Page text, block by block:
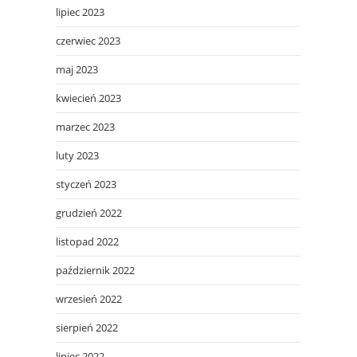
lipiec 2023
czerwiec 2023
maj 2023
kwiecień 2023
marzec 2023
luty 2023
styczeń 2023
grudzień 2022
listopad 2022
październik 2022
wrzesień 2022
sierpień 2022